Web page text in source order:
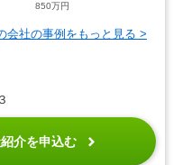
850万円
会社の事例をもっと見る >
介を申込む